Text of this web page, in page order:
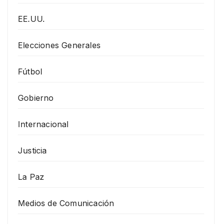
EE.UU.
Elecciones Generales
Fútbol
Gobierno
Internacional
Justicia
La Paz
Medios de Comunicación